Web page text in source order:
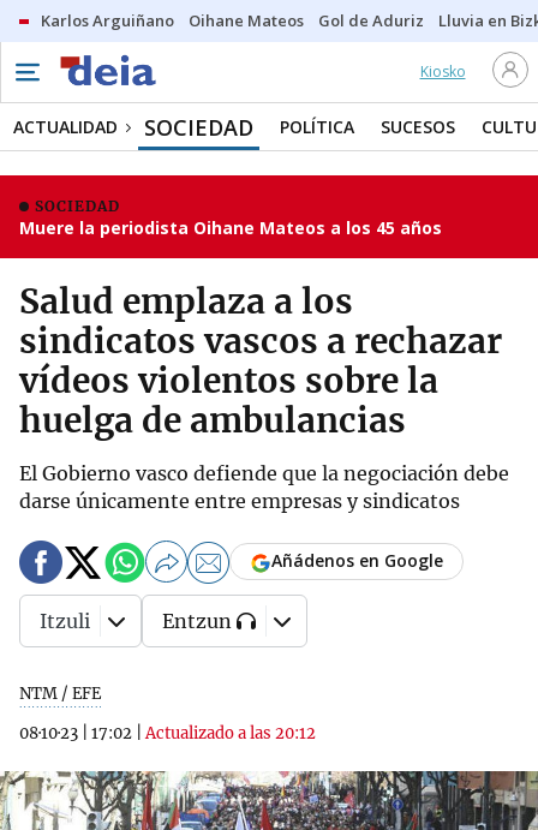
Karlos Arguiñano Oihane Mateos Gol de Aduriz Lluvia en
Kiosko
ACTUALIDAD SOCIEDAD POLÍTICA SUCESOS
SOCIEDAD
Muere la periodista Oihane Mateos a los 45 años
Salud emplaza a los
sindicatos vascos a rechazar
vídeos violentos sobre la
huelga de ambulancias
El Gobierno vasco defiende que la negociación debe
darse únicamente entre empresas y sindicatos
NTM / EFE
08·10·23
17:02 |Actualizado a las 20:12
Añádenos en Google
Itzuli Entzun